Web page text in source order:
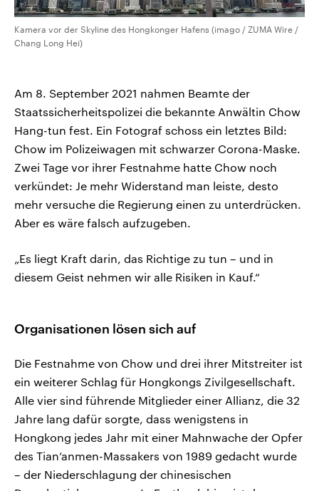
Kamera vor der Skyline des Hongkonger Hafens (imago / ZUMA Wire /
Chang Long Hei)
Am 8. September 2021 nahmen Beamte der
Staatssicherheitspolizei die bekannte Anwältin Chow
Hang-tun fest. Ein Fotograf schoss ein letztes Bild:
Chow im Polizeiwagen mit schwarzer Corona-Maske.
Zwei Tage vor ihrer Festnahme hatte Chow noch
verkündet: Je mehr Widerstand man leiste, desto
mehr versuche die Regierung einen zu unterdrücken.
Aber es wäre falsch aufzugeben.
„Es liegt Kraft darin, das Richtige zu tun – und in
diesem Geist nehmen wir alle Risiken in Kauf.“
Organisationen lösen sich auf
Die Festnahme von Chow und drei ihrer Mitstreiter ist
ein weiterer Schlag für Hongkongs Zivilgesellschaft.
Alle vier sind führende Mitglieder einer Allianz, die 32
Jahre lang dafür sorgte, dass wenigstens in
Hongkong jedes Jahr mit einer Mahnwache der Opfer
des Tian’anmen-Massakers von 1989 gedacht wurde
– der Niederschlagung der chinesischen